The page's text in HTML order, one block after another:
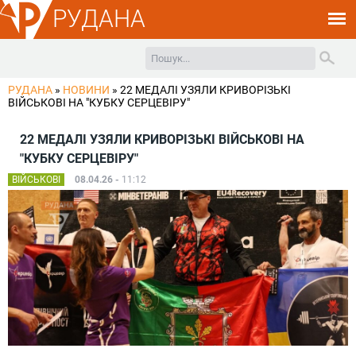
РУДАНА
РУДАНА » НОВИНИ » 22 МЕДАЛІ УЗЯЛИ КРИВОРІЗЬКІ
ВІЙСЬКОВІ НА "КУБКУ СЕРЦЕВІРУ"
22 МЕДАЛІ УЗЯЛИ КРИВОРІЗЬКІ ВІЙСЬКОВІ НА
"КУБКУ СЕРЦЕВІРУ"
ВІЙСЬКОВІ 08.04.26 - 11:12